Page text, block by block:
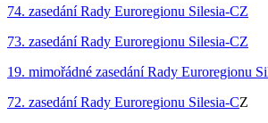
74. zasedání Rady Euroregionu Silesia-CZ
‍73. zasedání Rady Euroregionu Silesia-CZ
19. mimořádné zasedání Rady Euroregionu
72. zasedání Rady Euroregionu Silesia-CZ